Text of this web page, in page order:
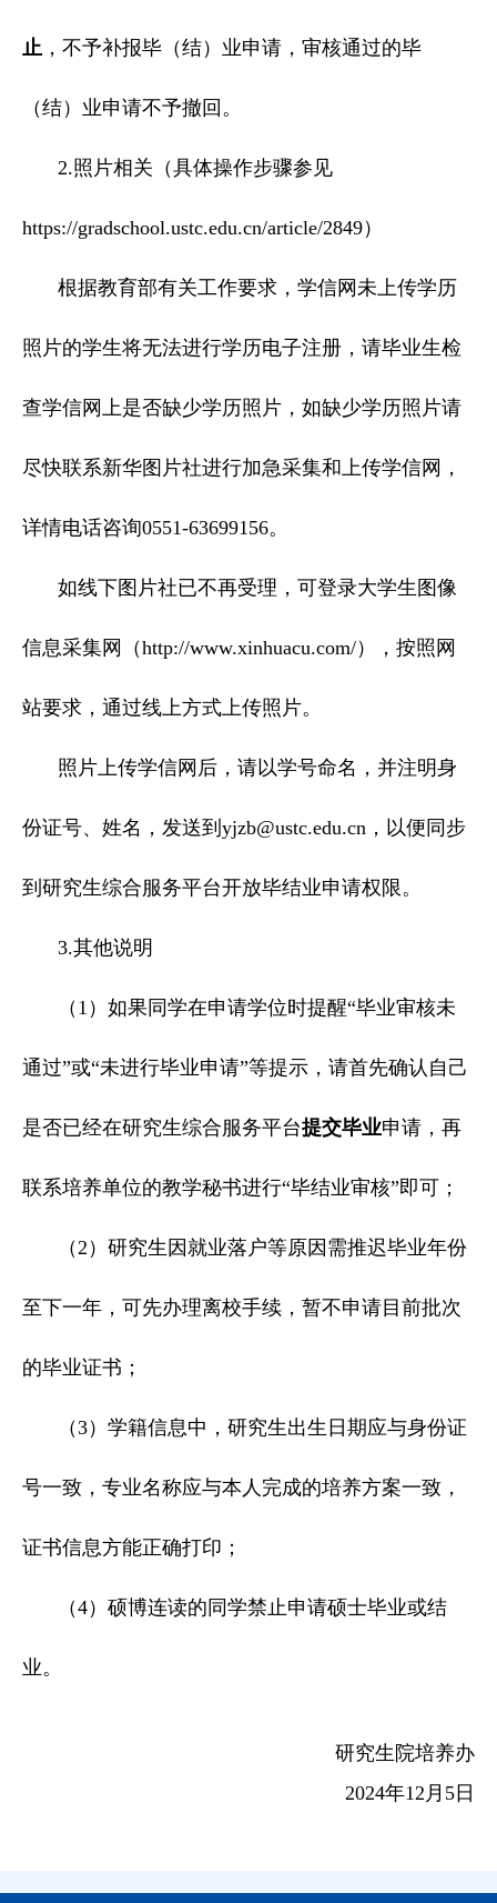
止 ，不予补报毕（结）业申请，审核通过的毕
（结）业申请不予撤回。
2.照片相关（具体操作步骤参见
https://gradschool.ustc.edu.cn/article/2849）
根据教育部有关工作要求，学信网未上传学历
照片的学生将无法进行学历电子注册，请毕业生检
查学信网上是否缺少学历照片，如缺少学历照片请
尽快联系新华图片社进行加急采集和上传学信网，
详情电话咨询0551-63699156。
如线下图片社已不再受理，可登录大学生图像
信息采集网（http://www.xinhuacu.com/），按照网
站要求，通过线上方式上传照片。
照片上传学信网后，请以学号命名，并注明身
份证号、姓名，发送到yjzb@ustc.edu.cn，以便同步
到研究生综合服务平台开放毕结业申请权限。
3.其他说明
（1）如果同学在申请学位时提醒“毕业审核未
通过”或“未进行毕业申请”等提示，请首先确认自己
是否已经在研究生综合服务平台提交毕业申请，再
联系培养单位的教学秘书进行“毕结业审核”即可；
（2）研究生因就业落户等原因需推迟毕业年份
至下一年，可先办理离校手续，暂不申请目前批次
的毕业证书；
（3）学籍信息中，研究生出生日期应与身份证
号一致，专业名称应与本人完成的培养方案一致，
证书信息方能正确打印；
（4）硕博连读的同学禁止申请硕士毕业或结
业。
研究生院培养办
2024年12月5日